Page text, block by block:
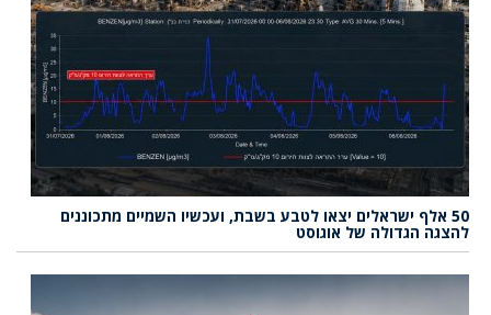
50 אלף ישראלים יצאו לטבע בשבת, ועכשיו השמיים מתכוננים
להצגה הגדולה של אוגוסט